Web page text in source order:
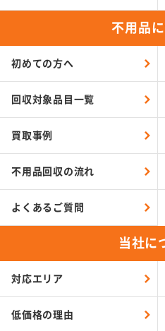
不用品
初めての方へ
回収対象品目一覧
買取事例
不用品回収の流れ
よくあるご質問
当社に
対応エリア
低価格の理由